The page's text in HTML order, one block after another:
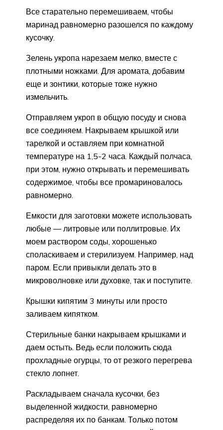
Все старательно перемешиваем, чтобы
маринад равномерно разошелся по каждому
кусочку.
Зелень укропа нарезаем мелко, вместе с
плотными ножками. Для аромата, добавим
еще и зонтики, которые тоже нужно
измельчить.
Отправляем укроп в общую посуду и снова
все соединяем. Накрываем крышкой или
тарелкой и оставляем при комнатной
температуре на 1,5-2 часа. Каждый полчаса,
при этом, нужно открывать и перемешивать
содержимое, чтобы все промариновалось
равномерно.
Емкости для заготовки можете использовать
любые — литровые или поллитровые. Их
моем раствором соды, хорошенько
споласкиваем и стерилизуем. Например, над
паром. Если привыкли делать это в
микроволновке или духовке, так и поступите.
Крышки кипятим 3 минуты или просто
заливаем кипятком.
Стерильные банки накрываем крышками и
даем остыть. Ведь если положить сюда
прохладные огурцы, то от резкого перегрева
стекло лопнет.
Раскладываем сначала кусочки, без
выделенной жидкости, равномерно
распределяя их по банкам. Только потом